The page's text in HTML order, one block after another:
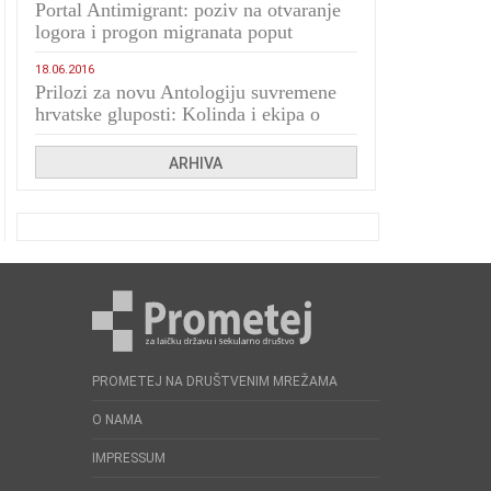
Portal Antimigrant: poziv na otvaranje
logora i progon migranata poput
18.06.2016
Prilozi za novu Antologiju suvremene
hrvatske gluposti: Kolinda i ekipa o
ARHIVA
PROMETEJ NA DRUŠTVENIM MREŽAMA
O NAMA
IMPRESSUM